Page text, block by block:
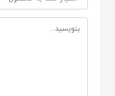
bebedor ب ب دور